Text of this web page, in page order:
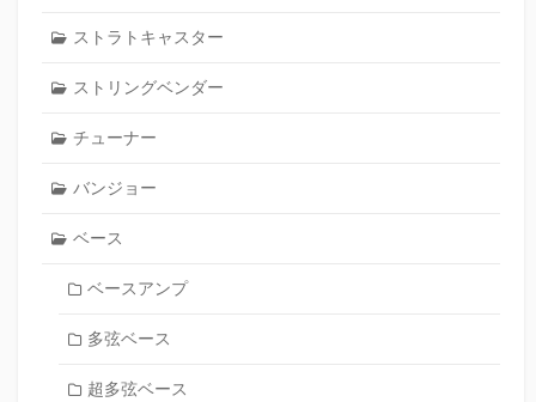
ストラトキャスター
ストリングベンダー
チューナー
バンジョー
ベース
ベースアンプ
多弦ベース
超多弦ベース